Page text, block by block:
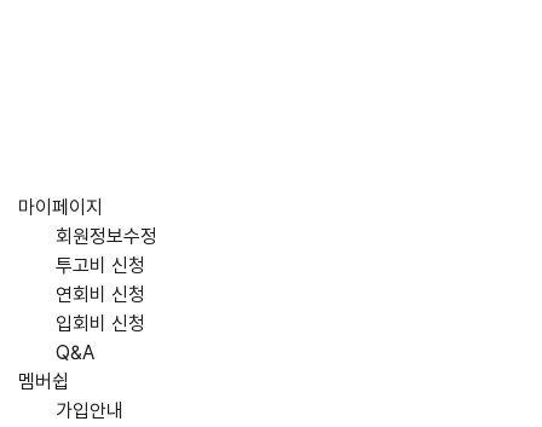
마이페이지
회원정보수정
투고비 신청
연회비 신청
입회비 신청
Q&A
멤버쉽
가입안내